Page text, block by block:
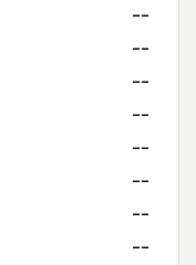
--
--
--
--
--
--
--
--